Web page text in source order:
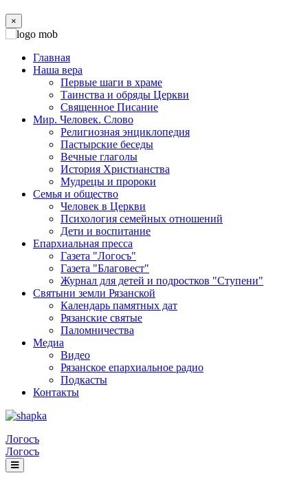
×
Главная
Наша вера
Первые шаги в храме
Таинства и обряды Церкви
Священное Писание
Мир. Человек. Слово
Религиозная энциклопедия
Пастырские беседы
Вечные глаголы
История Христианства
Мудрецы и пророки
Семья и общество
Человек в Церкви
Психология семейных отношений
Дети и воспитание
Епархиальная пресса
Газета "Логосъ"
Газета "Благовест"
Журнал для детей и подростков "Ступени"
Святыни земли Рязанской
Календарь памятных дат
Рязанские святые
Паломничества
Медиа
Видео
Рязанское епархиальное радио
Подкасты
Контакты
Логосъ
Логосъ